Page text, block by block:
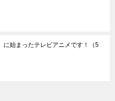
始まったテレビアニメです！
（5